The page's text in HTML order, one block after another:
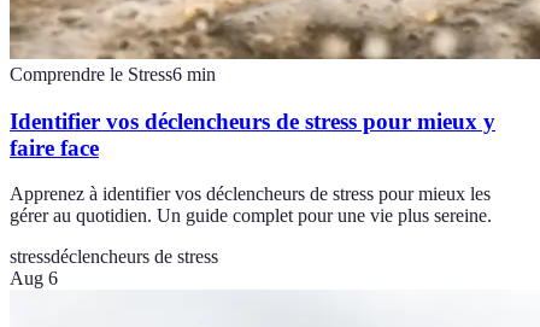
Comprendre le Stress6 min
Identifier vos déclencheurs de stress pour mieux y
faire face
Apprenez à identifier vos déclencheurs de stress pour mieux les
gérer au quotidien. Un guide complet pour une vie plus sereine.
stressdéclencheurs de stress
Aug 6